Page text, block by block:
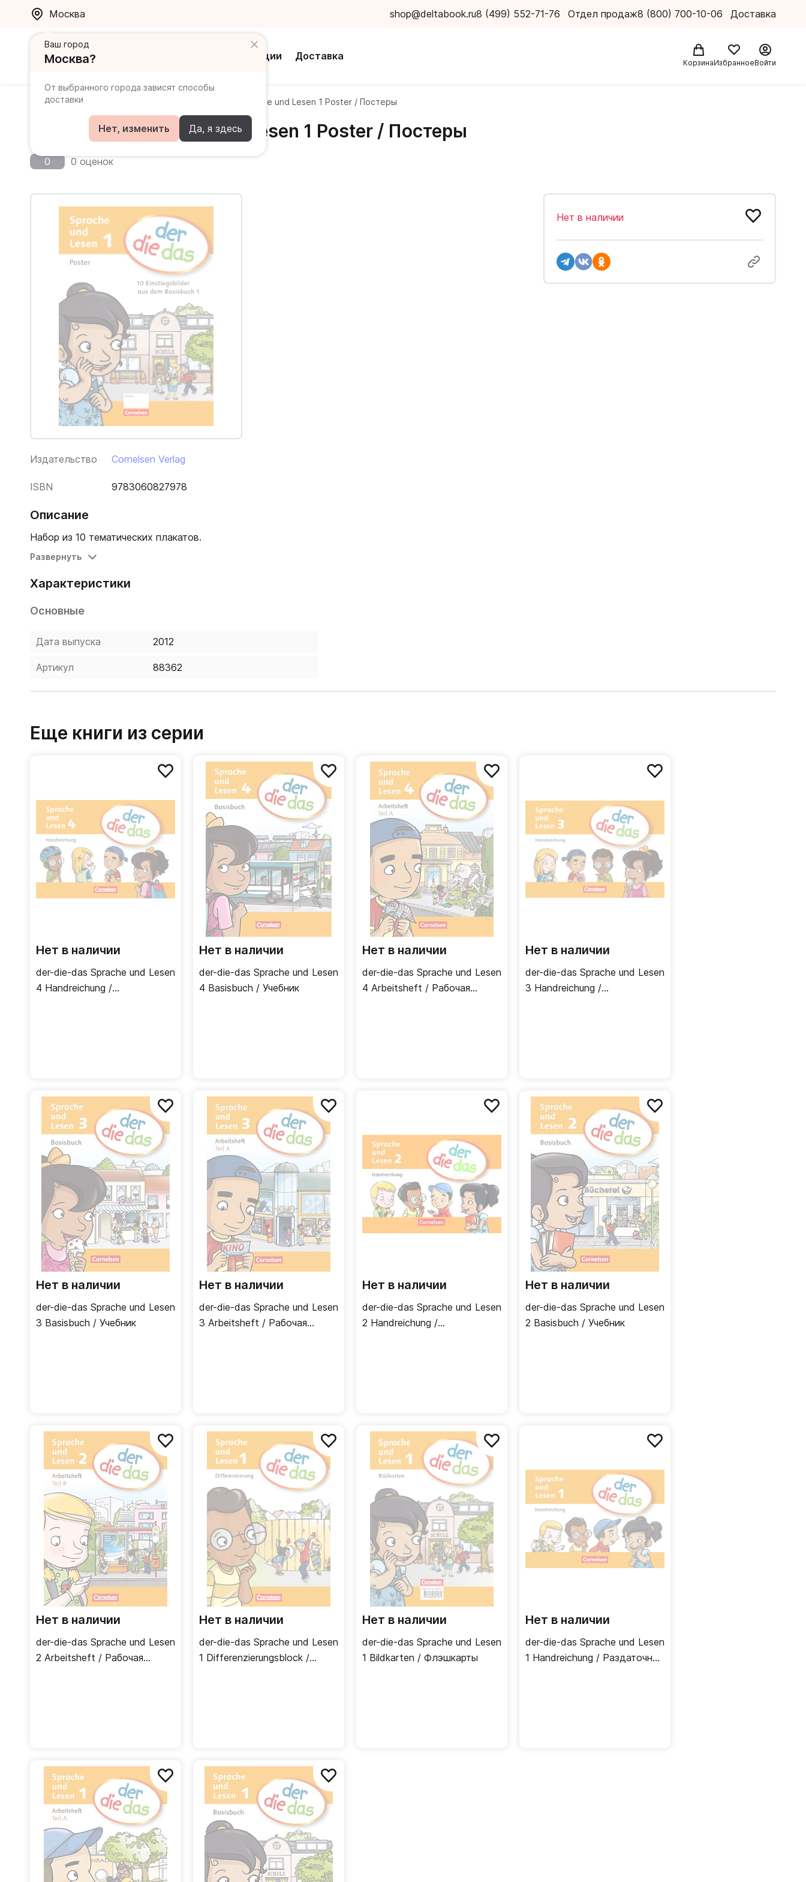
Москва shop@deltabook.ru8 (499) 552-71-76 Отдел продаж8 (800) 700-10-06 Доставка
Акции Доставка
КорзинаИзбранноеВойти
Ваш город
Москва?
От выбранного города зависят способы
доставки
Нет, изменить Да, я здесь
Главная Каталог der-die-das Sprache und Lesen 1 Poster / Постеры
der-die-das Sprache und Lesen 1 Poster / Постеры
0 0 оценок
Издательство Cornelsen Verlag
ISBN 9783060827978
Нет в наличии
Описание
Набор из 10 тематических плакатов.
Развернуть
Характеристики
Основные
Дата выпуска 2012
Артикул 88362
Еще книги из серии
Нет в наличии
der-die-das Sprache und Lesen
4 Handreichung /
Нет в наличии
der-die-das Sprache und Lesen
4 Basisbuch / Учебник
Нет в наличии
der-die-das Sprache und Lesen
4 Arbeitsheft / Рабочая
Нет в наличии
der-die-das Sprache und Lesen
3 Handreichung /
Нет в наличии
der-die-das Sprache und Lesen
3 Basisbuch / Учебник
Нет в наличии
der-die-das Sprache und Lesen
3 Arbeitsheft / Рабочая
Нет в наличии
der-die-das Sprache und Lesen
2 Handreichung /
Нет в наличии
der-die-das Sprache und Lesen
2 Basisbuch / Учебник
Нет в наличии
der-die-das Sprache und Lesen
2 Arbeitsheft / Рабочая
Нет в наличии
der-die-das Sprache und Lesen
1 Differenzierungsblock /
Нет в наличии
der-die-das Sprache und Lesen
1 Bildkarten / Флэшкарты
Нет в наличии
der-die-das Sprache und Lesen
1 Handreichung / Раздаточный